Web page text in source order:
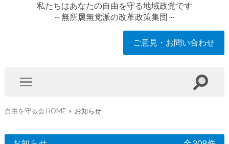
私たちはあなたの自由を守る地域政党です
～無所属無党派の改革政策集団～
ご意見・お問い合わせ
自由を守る会 HOME お知らせ